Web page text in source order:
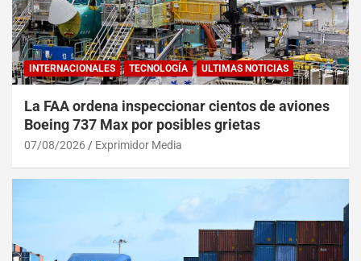
INTERNACIONALES TECNOLOGÍA ULTIMAS NOTICIAS
La FAA ordena inspeccionar cientos de aviones
Boeing 737 Max por posibles grietas
07/08/2026 Exprimidor Media